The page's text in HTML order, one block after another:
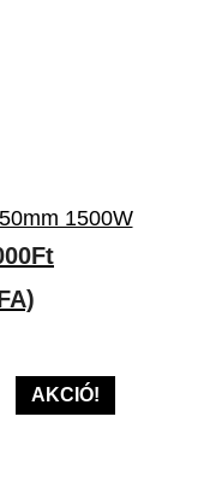
1500W
FtCurrent
449,000Ft.
AKCIÓ!